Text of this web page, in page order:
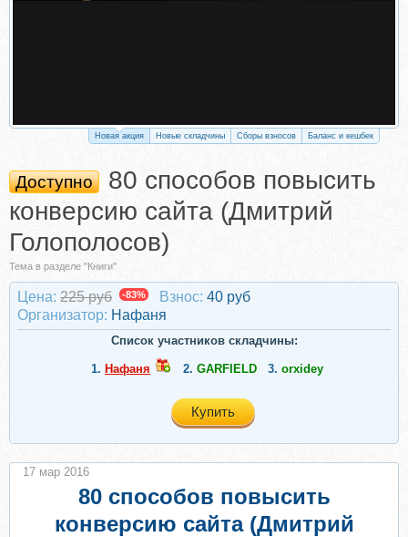
Новая акция Новые складчины Сборы взносов Баланс и кешбек
Доступно
80 способов повысить
конверсию сайта (Дмитрий
Голополосов)
Тема в разделе "Книги"
Цена: 225 руб -83% Взнос: 40 руб
Организатор: Нафаня
Список участников складчины:
1. Нафаня 2. GARFIELD 3. orxidey
Купить
80 способов повысить
конверсию сайта (Дмитрий
17 мар 2016